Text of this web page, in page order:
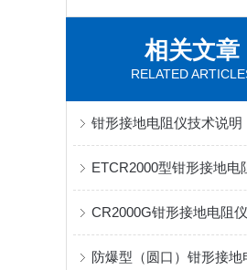
相关文章
RELATED
钳形接地电阻仪技术说明
CR2000G钳形接地电阻